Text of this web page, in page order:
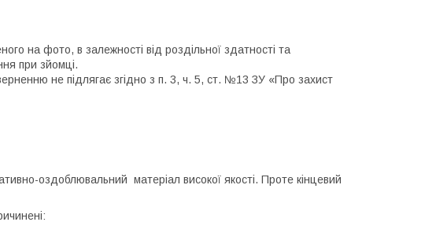
на фото, в залежності від роздільної здатності та
при зйомці.
не підлягає згідно з п. 3, ч. 5, ст. №13 ЗУ «Про захист
оздоблювальний матеріал високої якості. Проте кінцевий